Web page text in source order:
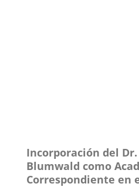
Incorporación del
Blumwald como
Correspondiente en